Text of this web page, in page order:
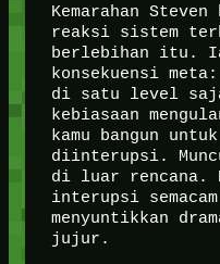
Kemarahan
reaksi sistem
berlebihan itu.
konsekuensi
di satu level
kebiasaan
kamu bangun
diinterupsi.
di luar rencana.
interupsi
menyuntikkan
jujur.